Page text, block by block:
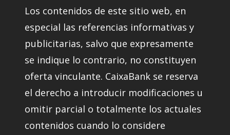
Los contenidos de este sitio web, en
especial las referencias informativas y
publicitarias, salvo que expresamente
se indique lo contrario, no constituyen
oferta vinculante. CaixaBank se reserva
el derecho a introducir modificaciones u
omitir parcial o totalmente los actuales
contenidos cuando lo considere